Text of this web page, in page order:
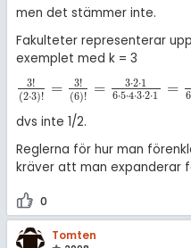
men det stämmer inte.
Fakulteter representerar
exemplet med k = 3
3!
(2⋅3)! = 3!
(6)! = 3⋅2⋅1
6⋅5⋅4⋅3⋅2⋅1 = 6
3!(2·3 )!= 3!(6 )!= 3·2·16·5·4 3·2 ·1
dvs inte 1/2.
Reglerna för hur man
kräver att man expanderar
0
Tomten
diskussioner